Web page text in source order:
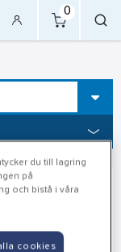
0
du till lagring
på
och bistå i våra
cookies